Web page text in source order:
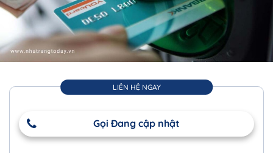
LIÊN HỆ NGAY
Gọi Đang cập nhật